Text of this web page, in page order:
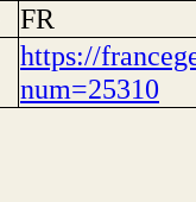
FR
https://
num=25310